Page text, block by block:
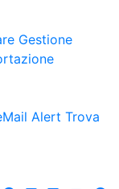
Gestione
Alert Trova